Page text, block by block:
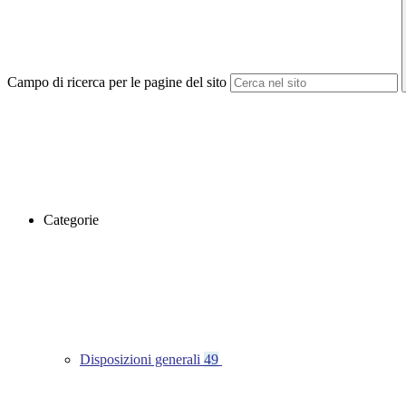
Campo di ricerca per le pagine del sito
Categorie
Disposizioni generali 49